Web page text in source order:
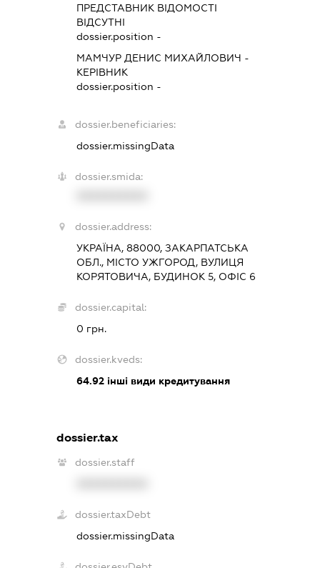
ПРЕДСТАВНИК ВІДОМОСТІ
ВІДСУТНІ
dossier.position -
МАМЧУР ДЕНИС МИХАЙЛОВИЧ -
КЕРІВНИК
dossier.position -
dossier.beneficiaries:
dossier.missingData
dossier.smida:
dossier.address:
УКРАЇНА, 88000, ЗАКАРПАТСЬКА
ОБЛ., МІСТО УЖГОРОД, ВУЛИЦЯ
КОРЯТОВИЧА, БУДИНОК 5, ОФІС 6
dossier.capital:
0 грн.
dossier.kveds:
64.92 інші види кредитування
dossier.tax
dossier.staff
dossier.taxDebt
dossier.missingData